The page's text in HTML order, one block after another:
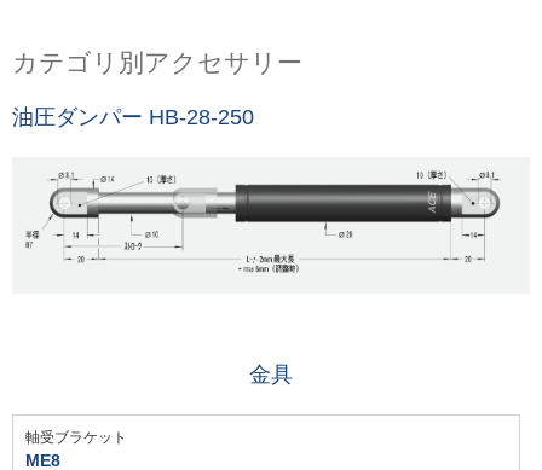
カテゴリ別アクセサリー
油圧ダンパー HB-28-250
金具
軸受ブラケット
ME8